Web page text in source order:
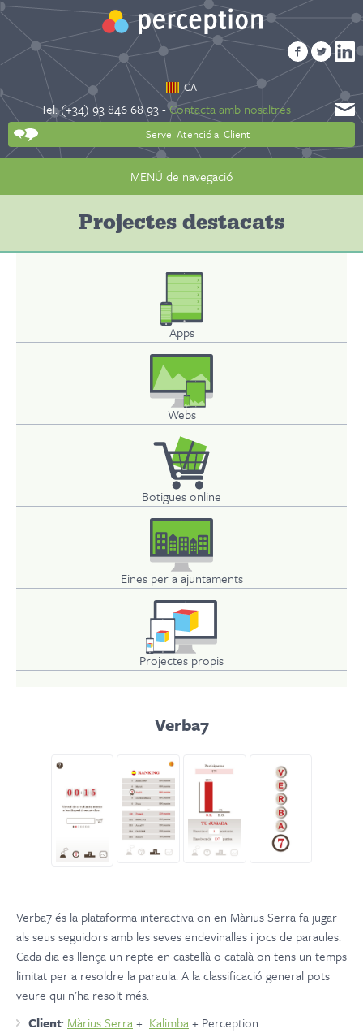
CA
Tel. (+34) 93 846 68 93 -Contacta amb nosaltres
Servei Atenció al Client
MENÚ de navegació
Projectes destacats
Apps
Webs
Botigues online
Eines per a ajuntaments
Projectes propis
Verba7
Verba7 és la plataforma interactiva on en Màrius Serra fa jugar
als seus seguidors amb les seves endevinalles i jocs de paraules.
Cada dia es llença un repte en castellà o català on tens un temps
limitat per a resoldre la paraula. A la classificació general pots
veure qui n'ha resolt més.
Client: Màrius Serra+ Kalimba+ Perception